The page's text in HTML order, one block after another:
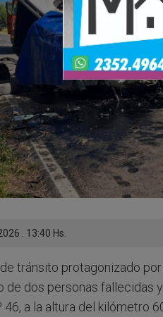
. 13:40 Hs.
tránsito protagonizado
de dos personas fallecidas
46, a la altura del kilómetro